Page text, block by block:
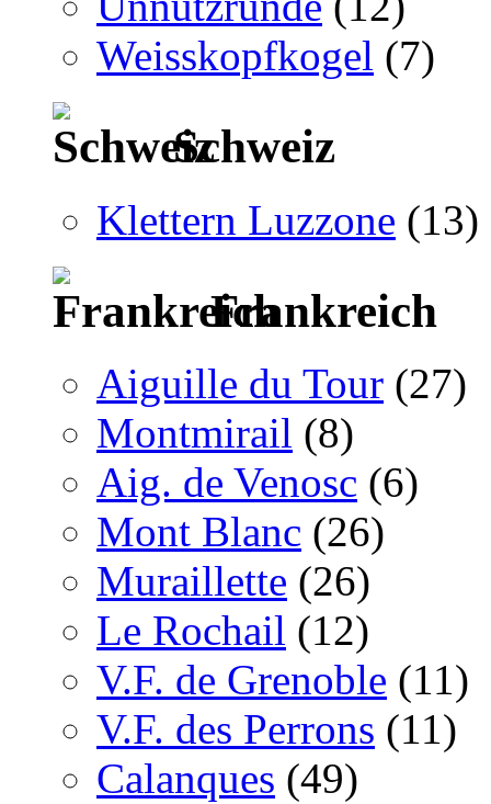
Weisskopfkogel (7)
Schweiz
Klettern Luzzone (13)
Frankreich
Aiguille du Tour (27)
Montmirail (8)
Aig. de Venosc (6)
Mont Blanc (26)
Muraillette (26)
Le Rochail (12)
V.F. de Grenoble (11)
V.F. des Perrons (11)
Calanques (49)